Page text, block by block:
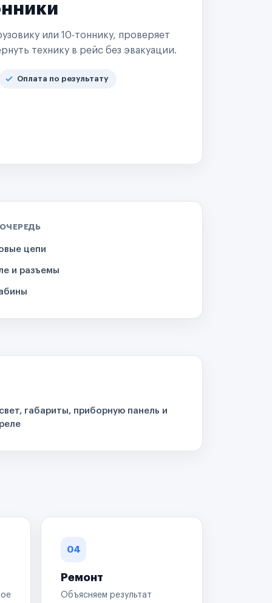
или 10-тоннику, проверяет
технику в рейс без эвакуации.
Оплата по результату
цепи
и разъемы
габариты, приборную панель и
04
Ремонт
Объясняем результат